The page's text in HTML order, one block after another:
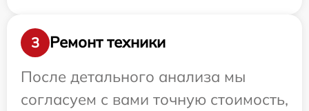
3
Ремонт техники
После детального анализа мы
согласуем с вами точную стоимость,